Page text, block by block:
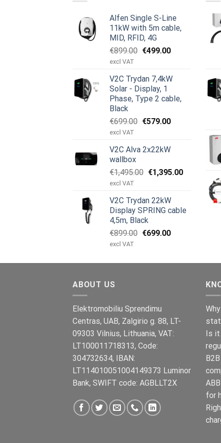
Alfen Single S-Line
11kW with 5m cable,
MID, RFID, 4G
€899.00 Opprinnelig
€899.00.
€499.00Nåværende
€499.00.
excl VAT
V2C Trydan 7,4kW
Solar - Display, 1
Phase, Type 2 cable,
Black
€699.00 Opprinnelig
€699.00.
€579.00Nåværende
€579.00.
excl VAT
V2C Alva 2x22kW
wallbox
€1,495.00 Opprinnelig
€1,495.00.
€1,395.00Nåværende
€1,395.00.
excl VAT
V2C Trydan 22kW
Display SPRING cable
4,5m, Black
€899.00 Opprinnelig
€899.00.
€699.00Nåværende
€699.00.
excl VAT
ABOUT US
Elektromobiliu Sprendimu
Centras, UAB, Zalgirio g. 88, LT-
09303 Vilnius, Lithuania, VAT:
LT100011718313, Code:
304732634, IBAN:
LT114010051004149373 Luminor
Bank, SWIFT code: AGBLLT2X
Is
for